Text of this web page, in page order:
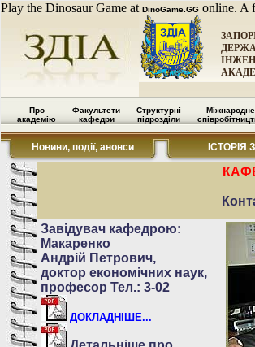
Play the Dinosaur Game at DinoGame.GG online. A
Про
академію
Факультети
кафедри
Структурні
підрозділи
Міжнародне
Новини, події, анонси ІСТОРІЯ
Завідувач кафедрою:
Макаренко
Андрій Петрович,
доктор економічних наук,
професор Тел.: 3-02
ДОКЛАДНІШЕ...